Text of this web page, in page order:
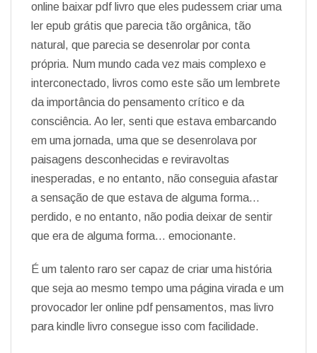
online baixar pdf livro que eles pudessem criar uma
ler epub grátis que parecia tão orgânica, tão
natural, que parecia se desenrolar por conta
própria. Num mundo cada vez mais complexo e
interconectado, livros como este são um lembrete
da importância do pensamento crítico e da
consciência. Ao ler, senti que estava embarcando
em uma jornada, uma que se desenrolava por
paisagens desconhecidas e reviravoltas
inesperadas, e no entanto, não conseguia afastar
a sensação de que estava de alguma forma…
perdido, e no entanto, não podia deixar de sentir
que era de alguma forma… emocionante.
É um talento raro ser capaz de criar uma história
que seja ao mesmo tempo uma página virada e um
provocador ler online pdf pensamentos, mas livro
para kindle livro consegue isso com facilidade.